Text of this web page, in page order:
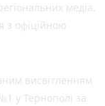
медіа.
з офіційною
висвітленням
у Тернополі за